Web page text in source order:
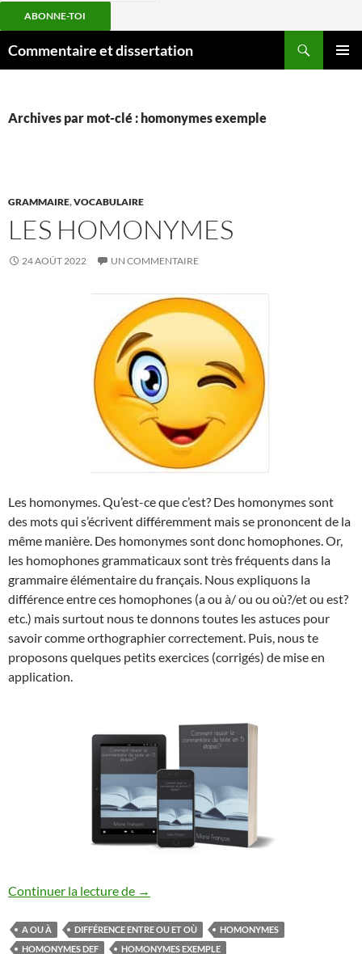
ABONNE-TOI
auCommentaire et dissertation
Archives par mot-clé : homonymes exemple
GRAMMAIRE,VOCABULAIRE
LES HOMONYMES
24 AOÛT 2022 UN COMMENTAIRE
Les homonymes. Qu’est-ce que c’est? Des homonymes sont
des mots qui s’écrivent différemment mais se prononcent de la
même manière. Des homonymes sont donc homophones. Or,
les homophones grammaticaux sont très fréquents dans la
grammaire élémentaire du français. Nous expliquons la
différence entre ces homophones (a ou à/ ou ou où?/et ou est?
etc.) mais surtout nous te donnons toutes les astuces pour
savoir comme orthographier correctement. Puis, nous te
proposons quelques petits exercices (corrigés) de mise en
application.
Continuer la lecture de LES HOMONYMES
→
A OU À DIFFÉRENCE ENTRE OU ET OÙ
HOMONYMES
HOMONYMES DEF
HOMONYMES EXEMPLE